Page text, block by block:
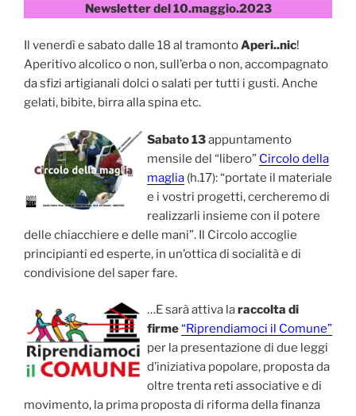
Newsletter del 10.maggio.2023
Il venerdì e sabato dalle 18 al tramontoAperi..nic!
Aperitivo alcolico o non, sull’erba o non, accompagnato
da sfizi artigianali dolci o salati per tutti i gusti. Anche
gelati, bibite, birra alla spina etc.
Sabato 13appuntamento
mensile del “libero” Circolo della
maglia (h.17): “portate il materiale
e i vostri progetti, cercheremo di
realizzarli insieme con il potere
delle chiacchiere e delle mani”. Il Circolo accoglie
principianti ed esperte, in un’ottica di socialità e di
condivisione del saper fare.
…E sarà attiva laraccolta di
firme“Riprendiamoci il Comune”
per la presentazione di due leggi
d’iniziativa popolare, proposta da
oltre trenta reti associative e di
movimento, la prima proposta di riforma della finanza